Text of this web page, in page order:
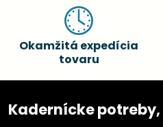
Okamžitá expedícia
tovaru
Kadernícke potreby,